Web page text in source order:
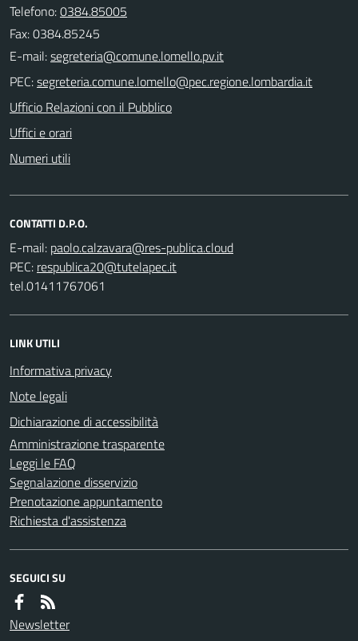
Telefono:0384.85005
Fax: 0384.85245
E-mail:
PEC:
Ufficio Relazioni con il Pubblico
Uffici e orari
Numeri utili
CONTATTI D.P.O.
E-mail:
PEC:
tel.01411767061
LINK UTILI
Informativa privacy
Note legali
Dichiarazione di accessibilità
Amministrazione trasparente
Leggi le FAQ
Segnalazione disservizio
Prenotazione appuntamento
Richiesta d'assistenza
SEGUICI SU
Newsletter